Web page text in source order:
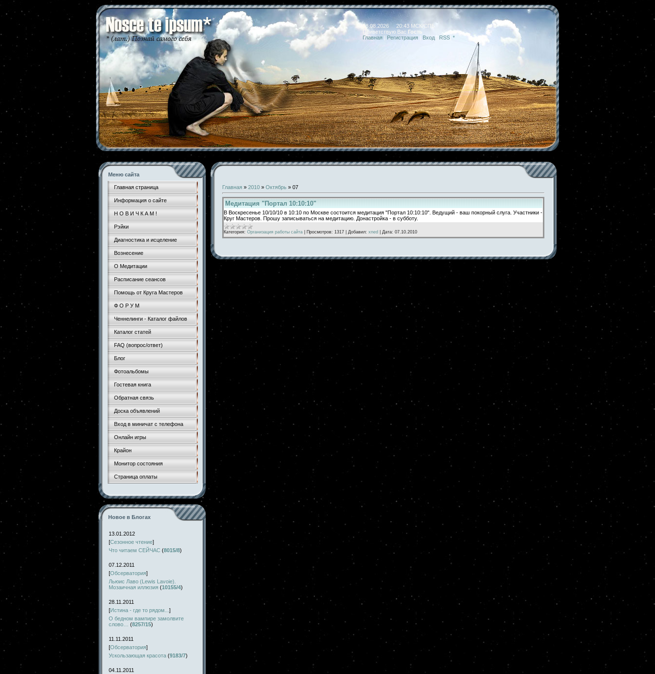
08.08.2026 20:43 МСК/СПБ
Приветствую Вас Гость
Главная | Регистрация | Вход RSS *
Меню сайта
Главная страница
Информация о сайте
Н О В И Ч К А М !
Рэйки
Диагностика и исцеление
Вознесение
О Медитации
Расписание сеансов
Помощь от Круга Мастеров
Ф О Р У М
Ченнелинги - Каталог файлов
Каталог статей
FAQ (вопрос/ответ)
Блог
Фотоальбомы
Гостевая книга
Обратная связь
Доска объявлений
Вход в миничат с телефона
Онлайн игры
Крайон
Монитор состояния
Страница оплаты
Новое в Блогах
13.01.2012
[Сезонное чтение]
Что читаем СЕЙЧАС (8015/8)
07.12.2011
[Обсерватория]
Льюис Лаво (Lewis Lavoie).
Мозаичная иллюзия (10155/4)
28.11.2011
[Истина - где то рядом... ]
О бедном вампире замолвите
слово…
(8257/15)
11.11.2011
[Обсерватория]
Ускользающая красота (9183/7)
04.11.2011
Главная » 2010 » Октябрь » 07
Медитация "Портал 10:10:10"
В Воскресенье 10/10/10 в 10:10 по Москве состоится медитация "Портал 10:10:10". Ведущий - ваш покорный слуга. Участники -
Круг Мастеров. Прошу записываться на медитацию. Донастройка - в субботу.
Категория: Организация работы сайта Просмотров: 1317 Добавил: xned Дата: 07.10.2010